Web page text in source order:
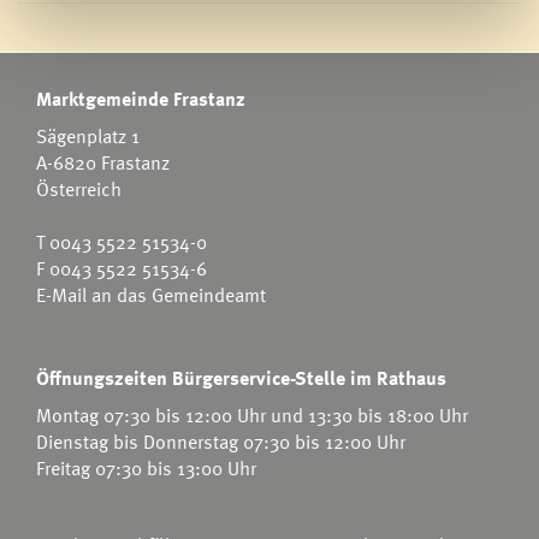
Marktgemeinde Frastanz
Sägenplatz 1
A-6820 Frastanz
Österreich
T0043 5522 51534-0
F 0043 5522 51534-6
E-Mail an das Gemeindeamt
Öffnungszeiten Bürgerservice-Stelle im Rathaus
Montag 07:30 bis 12:00 Uhr und 13:30 bis 18:00 Uhr
Dienstag bis Donnerstag 07:30 bis 12:00 Uhr
Freitag 07:30 bis 13:00 Uhr